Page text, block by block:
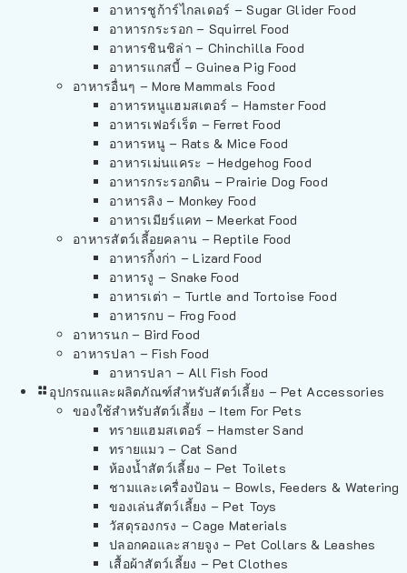
อาหารชูก้าร์ไกลเดอร์ – Sugar Glider Food
อาหารกระรอก – Squirrel Food
อาหารชินชิล่า – Chinchilla Food
อาหารแกสบี้ – Guinea Pig Food
อาหารอื่นๆ – More Mammals Food
อาหารหนูแฮมสเตอร์ – Hamster Food
อาหารเฟอร์เร็ต – Ferret Food
อาหารหนู – Rats & Mice Food
อาหารเม่นแคระ – Hedgehog Food
อาหารกระรอกดิน – Prairie Dog Food
อาหารลิง – Monkey Food
อาหารเมียร์แคท – Meerkat Food
อาหารสัตว์เลี้อยคลาน – Reptile Food
อาหารกิ้งก่า – Lizard Food
อาหารงู – Snake Food
อาหารเต่า – Turtle and Tortoise Food
อาหารกบ – Frog Food
อาหารนก – Bird Food
อาหารปลา – Fish Food
อาหารปลา – All Fish Food
อุปกรณและผลิตภัณฑ์สำหรับสัตว์เลี้ยง – Pet Accessories
ของใช้สำหรับสัตว์เลี้ยง – Item For Pets
ทรายแฮมสเตอร์ – Hamster Sand
ทรายแมว – Cat Sand
ห้องน้ำสัตว์เลี้ยง – Pet Toilets
ชามและเครื่องป้อน – Bowls, Feeders & Watering
ของเล่นสัตว์เลี้ยง – Pet Toys
วัสดุรองกรง – Cage Materials
ปลอกคอและสายจูง – Pet Collars & Leashes
เสื้อผ้าสัตว์เลี้ยง – Pet Clothes